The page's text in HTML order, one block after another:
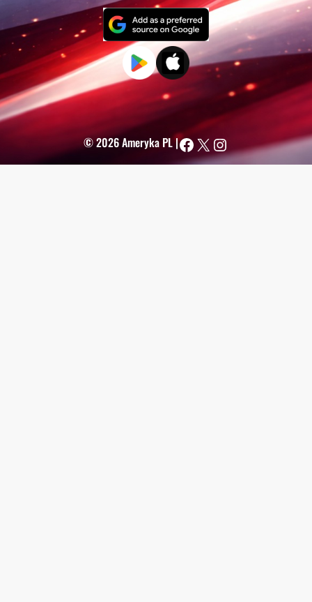
© 2026 Ameryka PL |Facebook
X Instagram